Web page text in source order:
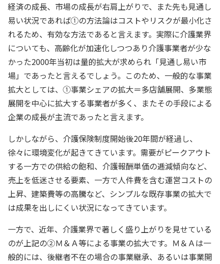
経済の成長、市場の成長が右肩上がりで、また先も見通し
易い状況であれば①の方法論はコストやリスクが最小化さ
れるため、有効な方法であると言えます。実際に介護業界
についても、高齢化が加速化しつつあり介護事業者が少な
かった2000年当初は量的拡大が求められ「見通し易い市
場」であったと言えるでしょう。このため、一般的な事業
拡大としては、①事業シェアの拡大＝多店舗展開、多業態
展開を中心に拡大する事業者が多く、またその手段による
企業の成長が主流であったと言えます。
しかしながら、介護保険制度開始後20年間が経過し、
徐々に環境変化が起きてきています。需要がピークアウト
する一方での供給の飽和、介護報酬単価の逓減傾向など、
売上を低迷させる要素、一方で人件費を含む運営コストの
上昇、建築費等の高騰など、シンプルな既存事業の拡大で
は成果を出しにくい状況になってきています。
一方で、近年、介護業界で著しく盛り上がりを見せている
のが上記の②Ｍ＆Ａ等による事業の拡大です。Ｍ＆Ａは一
般的には、後継者不在の場合の事業継承、あるいは事業開